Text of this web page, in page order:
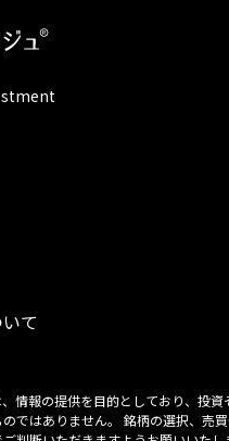
て
情報の提供を目的としており、投資
ではありません。 銘柄の選択、売